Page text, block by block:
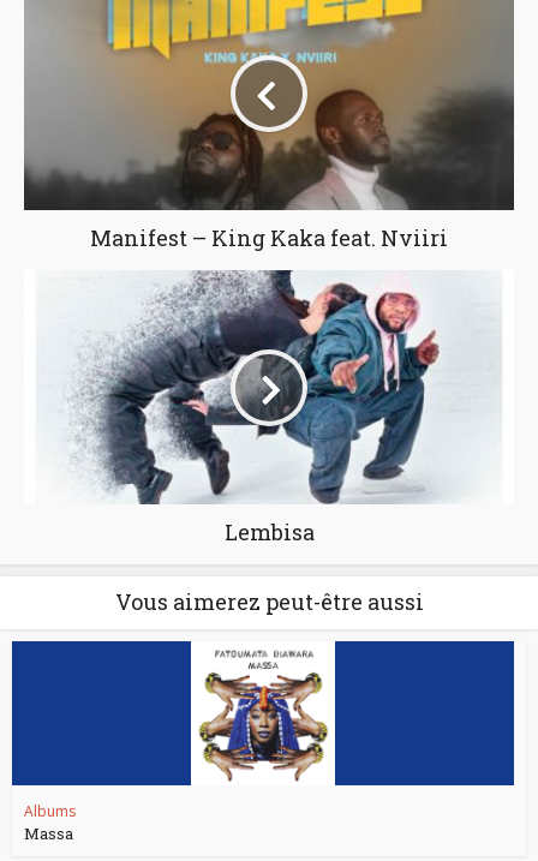
Manifest – King Kaka feat. Nviiri
Lembisa
Vous aimerez peut-être aussi
Albums
Massa